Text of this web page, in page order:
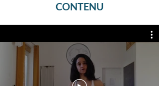
CONTENU